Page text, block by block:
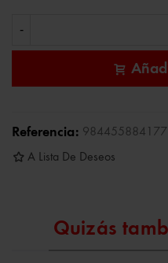
-
Referencia:
A Lista De Deseos
Quizás